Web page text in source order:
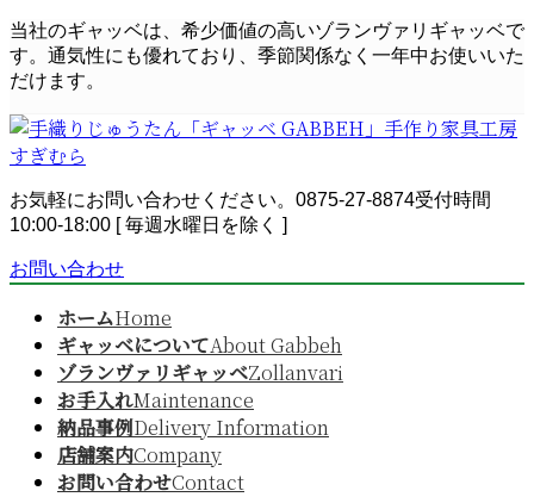
コ
ン
テ
ツ
へ
キ
ッ
ナ
ビ
ゲ
シ
ョ
に
移
当社のギャッベは、希少価値の高いゾランヴァリギャッベで
す。通気性にも優れており、季節関係なく一年中お使いいた
だけます。
お気軽にお問い合わせください。 0875-27-8874受付時間
10:00-18:00 [ 毎週水曜日を除く ]
お問い合わせ
ホームHome
ギャッベについてAbout Gabbeh
ゾランヴァリギャッベZollanvari
お手入れMaintenance
納品事例Delivery Information
店舗案内Company
お問い合わせContact